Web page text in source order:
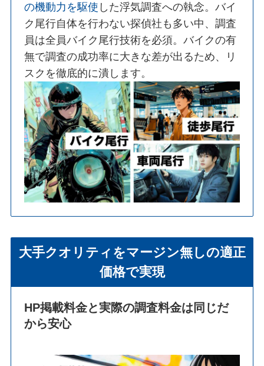
の機動力を駆使 した浮気調査への執念。バイ
ク尾行自体を行わない探偵社も多い中、調査
員は全員バイク尾行技術を必須。バイクの有
無で調査の成功率に大きな差が出るため、リ
スクを徹底的に潰します。
大手クオリティをマージン無しの適正
価格で実現
HP掲載料金と実際の調査料金は同じだ
から安心